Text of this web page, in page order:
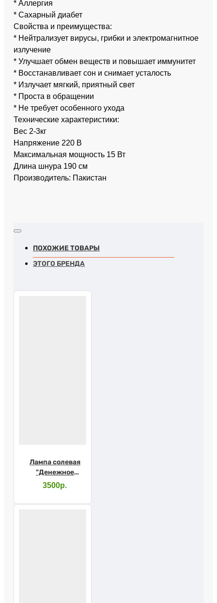
* Аллергия
* Сахарный диабет
Свойства и преимущества:
* Нейтрализует вирусы, грибки и электромагнитное
излучение
* Улучшает обмен веществ и повышает иммунитет
* Восстанавливает сон и снимает усталость
* Излучает мягкий, приятный свет
* Проста в обращении
* Не требует особенного ухода
Технические характеристики:
Вес 2-3кг
Напряжение 220 В
Максимальная мощность 15 Вт
Длина шнура 190 см
Производитель: Пакистан
ПОХОЖИЕ ТОВАРЫ
ЭТОГО БРЕНДА
Лампа солевая
"Денежное
дерево"
3500р.